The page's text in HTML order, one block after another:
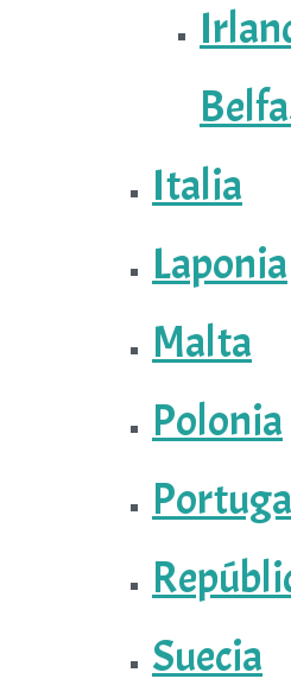
Italia
Laponia
Malta
Polonia
Suecia